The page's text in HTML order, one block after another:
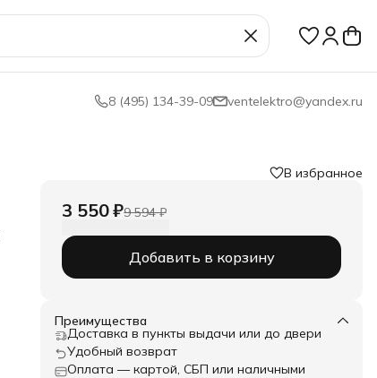
8 (495) 134-39-09 ventelektro@yandex.ru
В избранное
3 550 ₽9 594 ₽
Добавить в корзину
Преимущества
Доставка в пункты выдачи или до двери
Удобный возврат
Оплата — картой, СБП или наличными